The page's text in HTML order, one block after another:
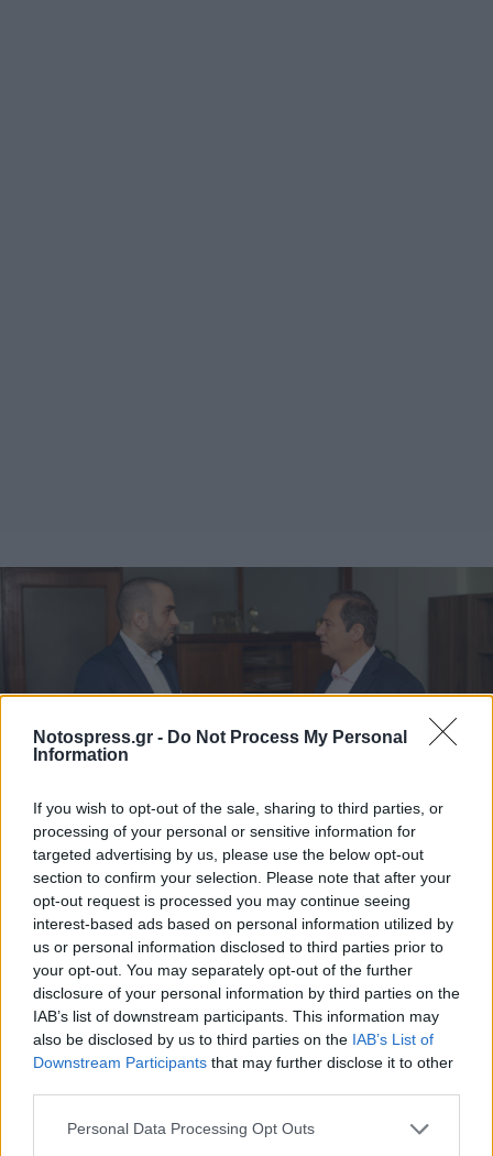
Notospress.gr - Do Not Process My Personal
Information
If you wish to opt-out of the sale, sharing to third parties, or
processing of your personal or sensitive information for
targeted advertising by us, please use the below opt-out
section to confirm your selection. Please note that after your
opt-out request is processed you may continue seeing
interest-based ads based on personal information utilized by
us or personal information disclosed to third parties prior to
your opt-out. You may separately opt-out of the further
disclosure of your personal information by third parties on the
IAB’s list of downstream participants. This information may
also be disclosed by us to third parties on the IAB’s List of
Downstream Participants that may further disclose it to other
Personal Data Processing Opt Outs
TAGS: ΑΥΤΟΔΙΟΙΚΗΣΗ